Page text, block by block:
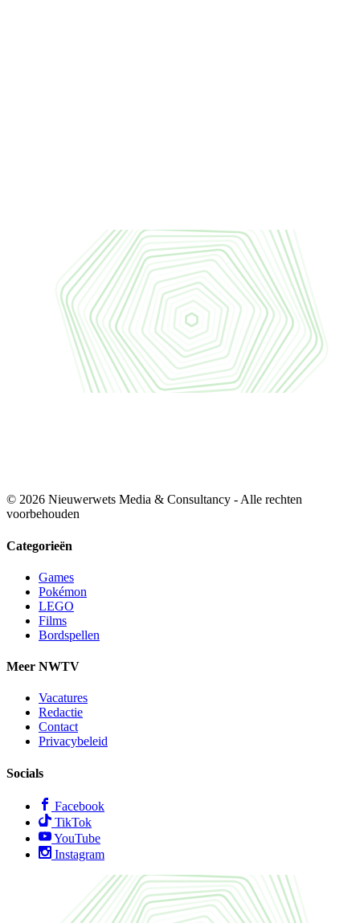
© 2026 Nieuwerwets Media & Consultancy - Alle rechten
voorbehouden
Categorieën
Games
Pokémon
LEGO
Films
Bordspellen
Meer NWTV
Vacatures
Redactie
Contact
Privacybeleid
Socials
Facebook
TikTok
YouTube
Instagram